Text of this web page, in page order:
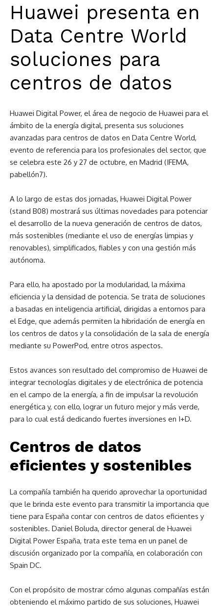
Huawei presenta en
Data Centre World
soluciones para
centros de datos
Huawei Digital Power, el área de negocio de Huawei para el
ámbito de la energía digital, presenta sus soluciones
avanzadas para centros de datos en Data Centre World,
evento de referencia para los profesionales del sector, que
se celebra este 26 y 27 de octubre, en Madrid (IFEMA,
pabellón7).
A lo largo de estas dos jornadas, Huawei Digital Power
(stand B08) mostrará sus últimas novedades para potenciar
el desarrollo de la nueva generación de centros de datos,
más sostenibles (mediante el uso de energías limpias y
renovables), simplificados, fiables y con una gestión más
autónoma.
Para ello, ha apostado por la modularidad, la máxima
eficiencia y la densidad de potencia. Se trata de soluciones
a basadas en inteligencia artificial, dirigidas a entornos para
el Edge, que además permiten la hibridación de energía en
los centros de datos y la consolidación de la sala de energía
mediante su PowerPod, entre otros aspectos.
Estos avances son resultado del compromiso de Huawei de
integrar tecnologías digitales y de electrónica de potencia
en el campo de la energía, a fin de impulsar la revolución
energética y, con ello, lograr un futuro mejor y más verde,
para lo cual está dedicando fuertes inversiones en I+D.
Centros de datos
eficientes y sostenibles
La compañía también ha querido aprovechar la oportunidad
que le brinda este evento para transmitir la importancia que
tiene para España contar con centros de datos eficientes y
sostenibles. Daniel Boluda, director general de Huawei
Digital Power España, trata este tema en un panel de
discusión organizado por la compañía, en colaboración con
Spain DC.
Con el propósito de mostrar cómo algunas compañías están
obteniendo el máximo partido de sus soluciones, Huawei